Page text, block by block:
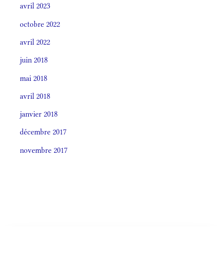
avril 2023
octobre 2022
avril 2022
juin 2018
mai 2018
avril 2018
janvier 2018
décembre 2017
novembre 2017